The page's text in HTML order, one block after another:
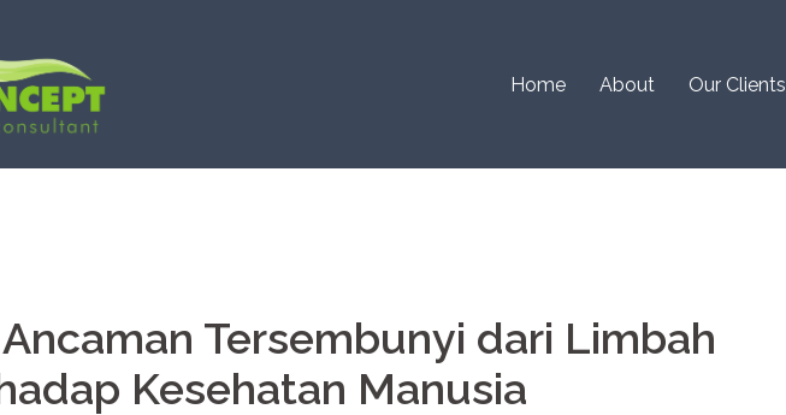
Home About Our Clients
Tersembunyi dari Limbah
Kesehatan Manusia